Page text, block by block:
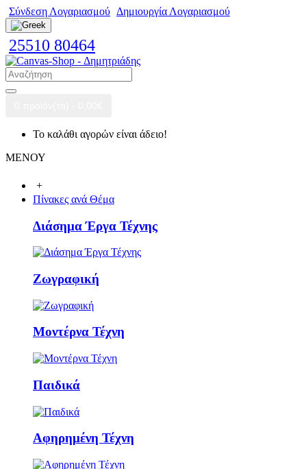
Σύνδεση Λογαριασμού Δημιουργία Λογαριασμού
25510 80464
Το καλάθι αγορών είναι άδειο!
ΜΕΝΟΥ
+
Πίνακες ανά Θέμα
Διάσημα Έργα Τέχνης
Ζωγραφική
Μοντέρνα Τέχνη
Παιδικά
Αφηρημένη Τέχνη